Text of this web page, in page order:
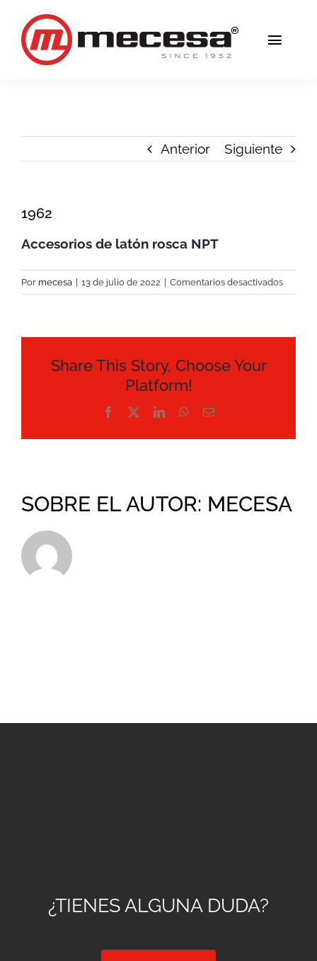
contenido
Blog
Mecesa
Contacto
Anterior Siguiente
1962
Accesorios de latón rosca NPT
Por mecesa 13 de julio de 2022 Comentarios desactivadosen
1962
Share This Story, Choose Your
Platform!
Facebook LinkedInWhatsApp
Correo
SOBRE EL AUTOR: MECESA
¿TIENES ALGUNA DUDA?